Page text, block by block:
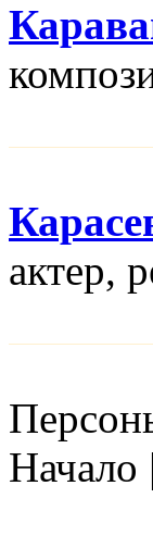
актер,
Начало